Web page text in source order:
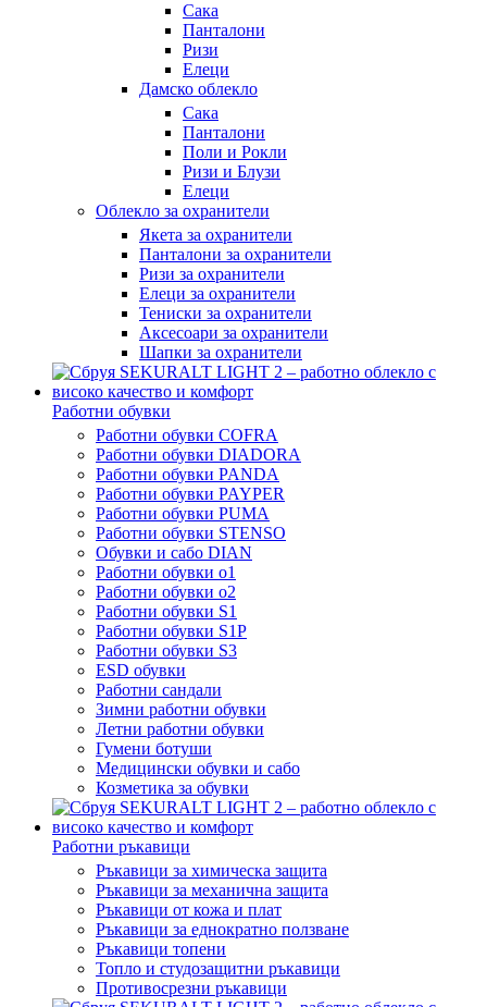
Сака
Панталони
Ризи
Елеци
Дамско облекло
Сака
Панталони
Поли и Рокли
Ризи и Блузи
Елеци
Облекло за охранители
Якета за охранители
Панталони за охранители
Ризи за охранители
Елеци за охранители
Тениски за охранители
Аксесоари за охранители
Шапки за охранители
Работни обувки
Работни обувки COFRA
Работни обувки DIADORA
Работни обувки PANDA
Работни обувки PAYPER
Работни обувки PUMA
Работни обувки STENSO
Обувки и сабо DIAN
Работни обувки o1
Работни обувки o2
Работни обувки S1
Работни обувки S1P
Работни обувки S3
ESD обувки
Работни сандали
Зимни работни обувки
Летни работни обувки
Гумени ботуши
Медицински обувки и сабо
Козметика за обувки
Работни ръкавици
Ръкавици за химическа защита
Ръкавици за механична защита
Ръкавици от кожа и плат
Ръкавици за еднократно ползване
Ръкавици топени
Топло и студозащитни ръкавици
Противосрезни ръкавици